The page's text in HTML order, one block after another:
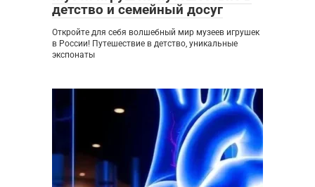
детство и семейный досуг
Откройте для себя волшебный мир музеев игрушек
в России! Путешествие в детство, уникальные
экспонаты